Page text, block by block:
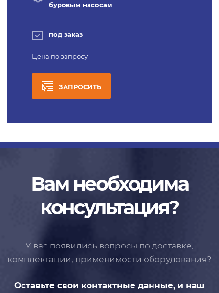
буровым насосам
под заказ
Цена по запросу
ЗАПРОСИТЬ
Вам необходима
консультация?
У вас появились вопросы по доставке,
комплектации, применимости оборудования?
Оставьте свои контактные данные, и наш